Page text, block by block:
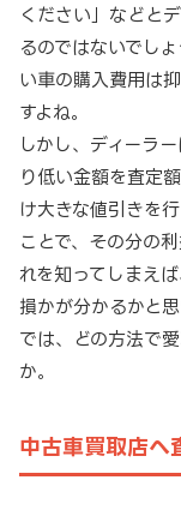
ください」などと
るのではないでし
い車の購入費用は
すよね。
しかし、ディーラ
り低い金額を査定
け大きな値引きを
ことで、その分の
れを知ってしまえ
損かが分かるかと思
では、どの方法で
か。
中古車買取店へ